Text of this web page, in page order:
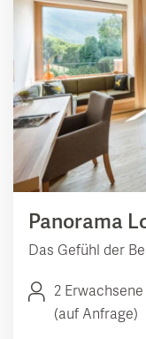
Panorama
Das Gefühl der
2
(auf Anfrage)